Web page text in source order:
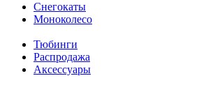
Снегокаты
Моноколесо
Тюбинги
Распродажа
Аксессуары